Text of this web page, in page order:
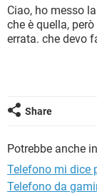
HARDWARE
INSTAGRAM
TIKTOK
iOS
INSTAGRAM
COVID-19
INTRATTENIMENTO
TIKTOK
Ciao, ho messo
che è quella,
errata. che devo
Share
Potrebbe anche
Telefono mi dice
Telefono da